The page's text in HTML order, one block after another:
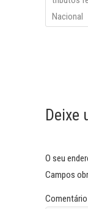
Nacional
Deixe
O seu
Campos
Comentário